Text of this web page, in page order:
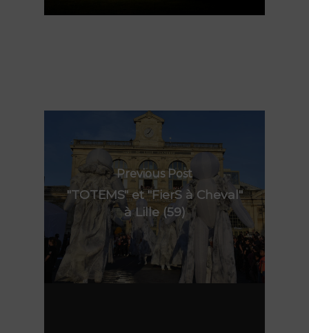
Previous Post
"TOTEMS" et "FierS à Cheval"
à Lille (59)
Nos spectacles
Peau d’Âme
Lieu de résidence